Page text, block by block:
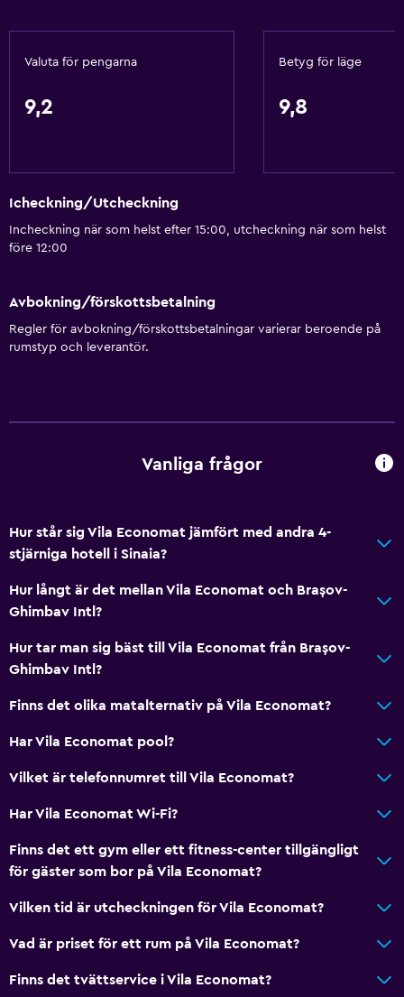
Grundläggande bekvämligheter
Gratis WiFi
Brandsläckare
Gratis toalettartiklar
Värme
Kroppstvål
Papperskorgar
Restaurang
Mat kan levereras till gästboendet
Café
Badrum
Dusch
Hårfön
Toalettpapper
Morgonrock
Privat badrum
Valuta för pengarna
9,2
Betyg för läge
9,8
Icheckning/Utcheckning
Incheckning när som helst efter 15:00, utcheckning när som helst
före 12:00
Avbokning/förskottsbetalning
Regler för avbokning/förskottsbetalningar varierar beroende på
rumstyp och leverantör.
Vanliga frågor
Hur står sig Vila Economat jämfört med andra 4-
stjärniga hotell i Sinaia?
Hur långt är det mellan Vila Economat och Brașov-
Ghimbav Intl?
Hur tar man sig bäst till Vila Economat från Brașov-
Ghimbav Intl?
Finns det olika matalternativ på Vila Economat?
Har Vila Economat pool?
Vilket är telefonnumret till Vila Economat?
Har Vila Economat Wi-Fi?
Finns det ett gym eller ett fitness-center tillgängligt
för gäster som bor på Vila Economat?
Vilken tid är utcheckningen för Vila Economat?
Vad är priset för ett rum på Vila Economat?
Finns det tvättservice i Vila Economat?